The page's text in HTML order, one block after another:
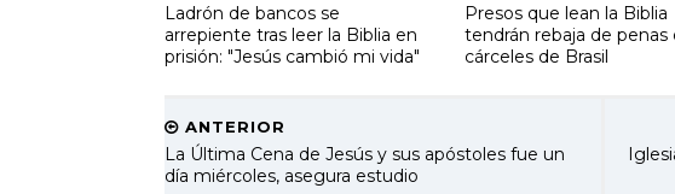
Ladrón de bancos se
arrepiente tras leer la Biblia en
prisión: "Jesús cambió mi vida"
Presos que lean la Biblia
tendrán rebaja de penas
cárceles de Brasil
ANTERIOR
La Última Cena de Jesús y sus apóstoles fue un
día miércoles, asegura estudio